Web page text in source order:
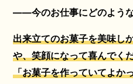
——今のお仕事にどのような
出来立てのお菓子を美味し
や、笑顔になって喜んでく
「お菓子を作っていてよか